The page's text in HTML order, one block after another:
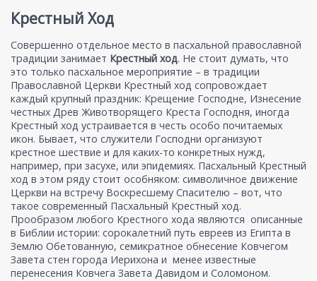
Крестный Ход
Совершенно отдельное место в пасхальной православной
традиции занимает Крестный ход. Не стоит думать, что
это только пасхальное мероприятие – в традиции
Православной Церкви Крестный ход сопровождает
каждый крупный праздник: Крещение Господне, Изнесение
честных Древ Животворящего Креста Господня, иногда
Крестный ход устраивается в честь особо почитаемых
икон. Бывает, что служители Господни организуют
крестное шествие и для каких-то конкретных нужд,
например, при засухе, или эпидемиях. Пасхальный Крестный
ход в этом ряду стоит особняком: символичное движение
Церкви на встречу Воскресшему Спасителю – вот, что
такое современный Пасхальный Крестный ход.
Прообразом любого Крестного хода являются описанные
в Библии истории: сорокалетний путь евреев из Египта в
Землю Обетованную, семикратное обнесение Ковчегом
Завета стен города Иерихона и менее известные
перенесения Ковчега Завета Давидом и Соломоном.